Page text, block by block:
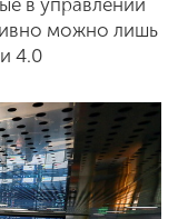
в управлении
можно лишь
4.0